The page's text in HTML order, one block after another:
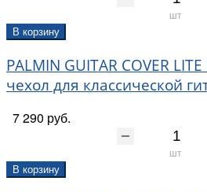
шт
В корзину
PALMIN GUITAR COVER LITE
чехол для классической
7 290 руб.
шт
В корзину